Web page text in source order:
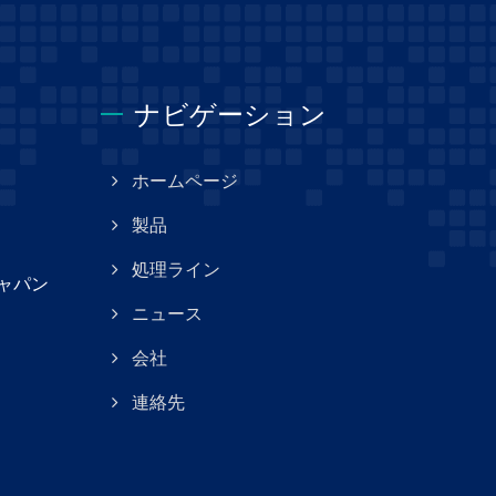
パン
ナビゲーション
ホームページ
製品
処理ライン
ニュース
会社
連絡先